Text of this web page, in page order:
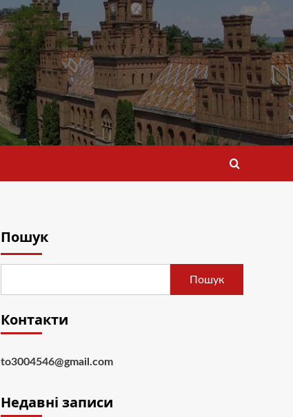
Пошук
Пошук
Контакти
to3004546@gmail.com
Недавні записи